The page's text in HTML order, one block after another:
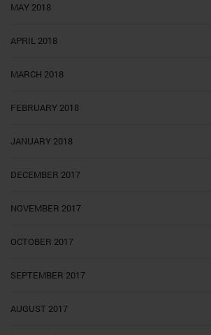
MAY 2018
APRIL 2018
MARCH 2018
FEBRUARY 2018
JANUARY 2018
DECEMBER 2017
NOVEMBER 2017
OCTOBER 2017
SEPTEMBER 2017
AUGUST 2017